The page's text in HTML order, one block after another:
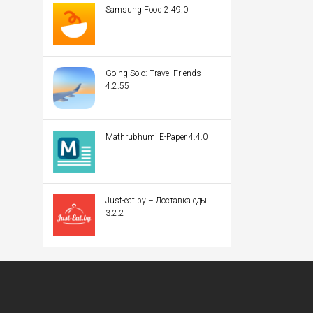
Samsung Food 2.49.0
Going Solo: Travel Friends
4.2.55
Mathrubhumi E-Paper 4.4.0
Just-eat.by – Доставка еды
3.2.2